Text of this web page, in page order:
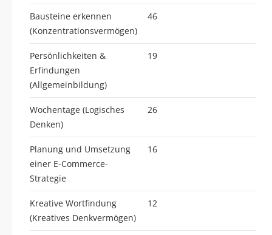
Bausteine erkennen
(Konzentrationsvermögen)
46
Persönlichkeiten &
Erfindungen
(Allgemeinbildung)
19
Wochentage (Logisches
Denken)
26
Planung und Umsetzung
einer E-Commerce-
Strategie
16
Kreative Wortfindung
(Kreatives Denkvermögen)
12